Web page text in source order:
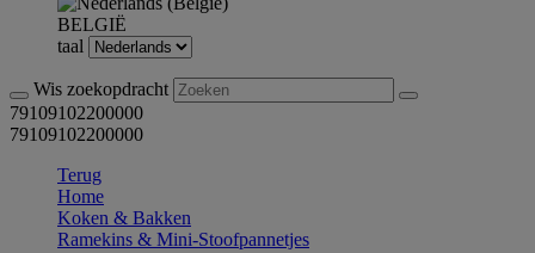
BELGIË
taal
Wis zoekopdracht
79109102200000
79109102200000
Terug
Home
Koken & Bakken
Ramekins & Mini-Stoofpannetjes